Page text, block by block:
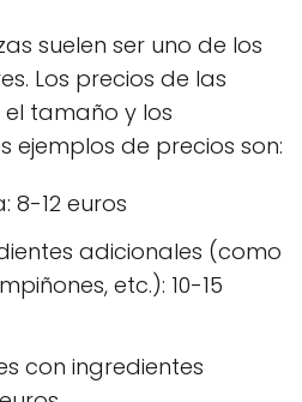
suelen ser uno de los
Los precios de las
tamaño y los
ejemplos de precios son:
8-12 euros
adicionales (como
etc.): 10-15
con ingredientes